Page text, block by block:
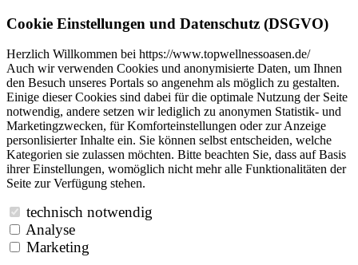
Cookie Einstellungen und Datenschutz (DSGVO)
Herzlich Willkommen bei https://www.topwellnessoasen.de/
Auch wir verwenden Cookies und anonymisierte Daten, um Ihnen
den Besuch unseres Portals so angenehm als möglich zu gestalten.
Einige dieser Cookies sind dabei für die optimale Nutzung der Seite
notwendig, andere setzen wir lediglich zu anonymen Statistik- und
Marketingzwecken, für Komforteinstellungen oder zur Anzeige
personlisierter Inhalte ein. Sie können selbst entscheiden, welche
Kategorien sie zulassen möchten. Bitte beachten Sie, dass auf Basis
ihrer Einstellungen, womöglich nicht mehr alle Funktionalitäten der
Seite zur Verfügung stehen.
technisch notwendig
Analyse
Marketing